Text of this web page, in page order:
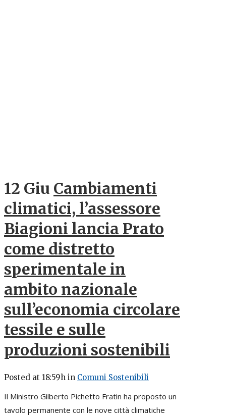
12 Giu Cambiamenti
climatici, l’assessore
Biagioni lancia Prato
come distretto
sperimentale in
ambito nazionale
sull’economia circolare
tessile e sulle
produzioni sostenibili
Posted at 18:59h in Comuni Sostenibili
Il Ministro Gilberto Pichetto Fratin ha proposto un
tavolo permanente con le nove città climatiche